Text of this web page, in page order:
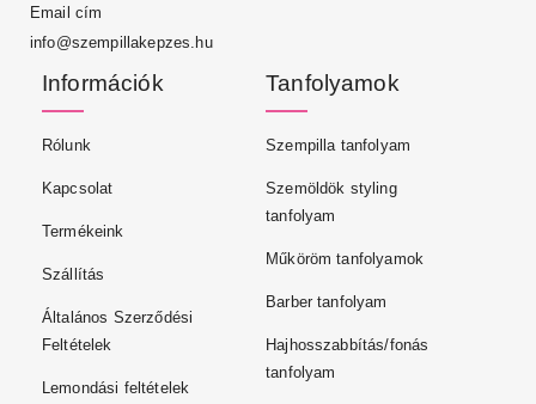
Email cím
info@szempillakepzes.hu
Információk
Rólunk
Kapcsolat
Termékeink
Szállítás
Általános Szerződési
Feltételek
Lemondási feltételek
Tanfolyamok
Szempilla tanfolyam
Szemöldök styling
tanfolyam
Műköröm tanfolyamok
Barber tanfolyam
Hajhosszabbítás/fonás
tanfolyam